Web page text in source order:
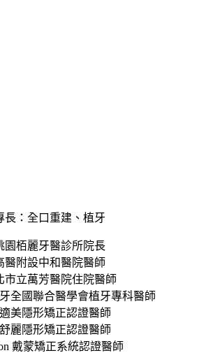
長：全口重建、植牙
園栢麗牙醫診所院長
醫附設中和醫院醫師
市立萬芳醫院住院醫師
全國聯合醫學會植牙專科醫師
美隱形矯正認證醫師
麗隱形矯正認證醫師
戴蒙矯正系統認證醫師